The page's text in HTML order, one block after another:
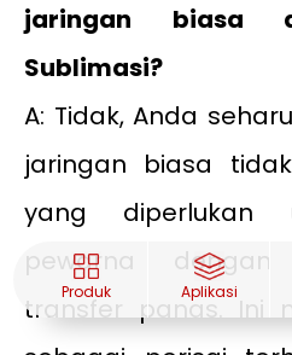
jaringan biasa
Sublimasi?
A: Tidak, Anda
jaringan biasa
yang diperlukan
pewarna
transfer panas. Ini
Produk Aplikasi